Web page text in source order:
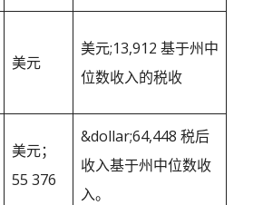
美元
美元;13,912 基于州中
位数收入的税收
美元；
55 376
&dollar;64,448 税后
收入基于州中位数收
入。